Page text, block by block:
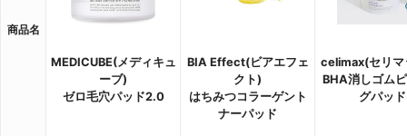
商品名
MEDICUBE(メディキュ
ーブ)
ゼロ毛穴パッド2.0
BIA Effect(ビアエフェ
クト)
はちみつコラーゲント
ナーパッド
celimax(セリマ
BHA消しゴム
グパッド